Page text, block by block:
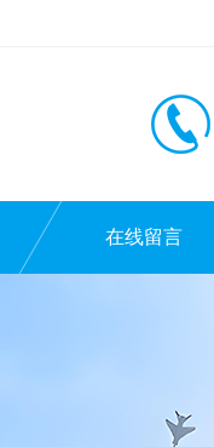
在线留言